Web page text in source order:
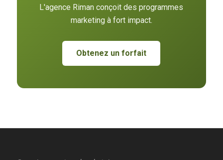
L'agence Riman conçoit des programmes
marketing à fort impact.
Obtenez un forfait